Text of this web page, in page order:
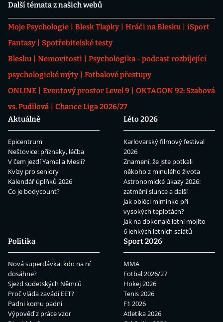
Další témata z našich webů
Moje Psychologie Blesk Tlapky Hráči na Blesku
iSport
Fantasy
Spotřebitelské testy
Blesku
Nemovitosti
Psychologika - podcast rozbíjející
psychologické mýty
Fotbalové přestupy
ONLINE
Eventový prostor Level 9
OKTAGON 92: Szabová
vs. Pudilová
Chance Liga 2026/27
Aktuálně
Epicentrum
Neštovice: příznaky, léčba
V čem jezdí Yamal a Mesii?
Kvízy pro seniory
Kalendář úplňků 2026
Co je bodycount?
Léto 2026
Karlovarský filmový festival
2026
Znamení, že jste potkali
někoho z minulého života
Astronomické úkazy 2026:
zatmění slunce a další
Jak obléci miminko při
vysokých teplotách?
Jak na dokonalé letní mojito
6 lehkých letních salátů
Politika
Nová superdávka: kdo na ní
dosáhne?
Sjezd sudetských Němců
Proč vláda zavádí EET?
Padni komu padni
Výpověď z práce vzor
Sport 2026
MMA
Fotbal 2026/27
Hokej 2026
Tenis 2026
F1 2026
Atletika 2026